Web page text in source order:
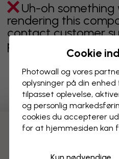
Uh-oh
rendering this
contact customer
problem persists.
Viser side 1
Opdag flere
Cookie
Photowall og vores
oplysninger på din
tilpasset oplevelse,
og personlig
cookies du accepterer
for at hjemmesiden kan